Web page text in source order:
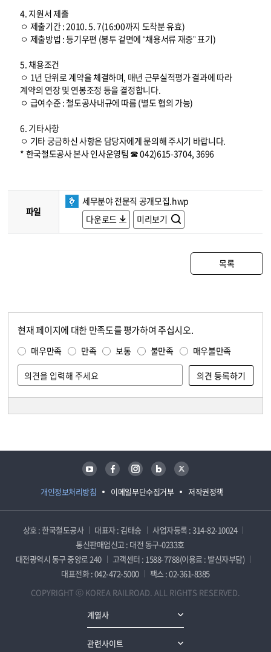
4. 지원서 제출
ㅇ 제출기간 : 2010. 5. 7(16:00까지 도착분 유효)
ㅇ 제출방법 : 등기우편 (봉투 겉면에 “채용서류 재중” 표기)
5. 채용조건
ㅇ 1년 단위로 계약을 체결하며, 매년 근무실적평가 결과에 따라
계약의 연장 및 연봉조정 등을 결정합니다.
ㅇ 급여수준 : 철도공사내규에 따름 (별도 협의 가능)
6. 기타사항
ㅇ 기타 궁금하신 사항은 담당자에게 문의해 주시기 바랍니다.
* 한국철도공사 본사 인사운영팀 ☎ 042)615-3704, 3696
파일
세무분야 전문직 공개모집.hwp
다운로드
미리보기
목록
현재 페이지에 대한 만족도를 평가하여 주십시오.
매우만족 만족 보통 불만족 매우불만족
개인정보처리방침 이메일무단수집거부 저작권정책
유튜브 페이스북 인스타그램 블로그 트위터
상호 : 한국철도공사 대표자 : 김태승
사업자등록 : 314-82-10024
통신판매업신고 : 대전 동구-0233호
대전광역시 동구 중앙로 240
고객센터 : 1588-7788(이용료 : 발신자부담)
대표전화 : 042-472-5000
팩스 : 02-361-8385
COPYRIGHT ⓒ KOREA RAILROAD. ALL RIGHTS RESERVED.
계열사
관련사이트